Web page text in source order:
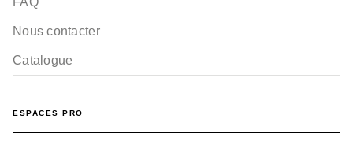
Nous contacter
Catalogue
ESPACES PRO